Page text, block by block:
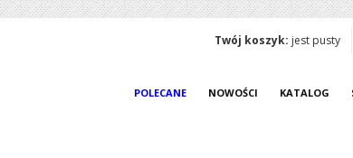
Twój koszyk: jest pusty
POLECANE NOWOŚCI KATALOG